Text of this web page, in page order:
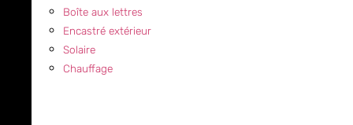
Boîte aux lettres
Encastré extérieur
Solaire
Chauffage